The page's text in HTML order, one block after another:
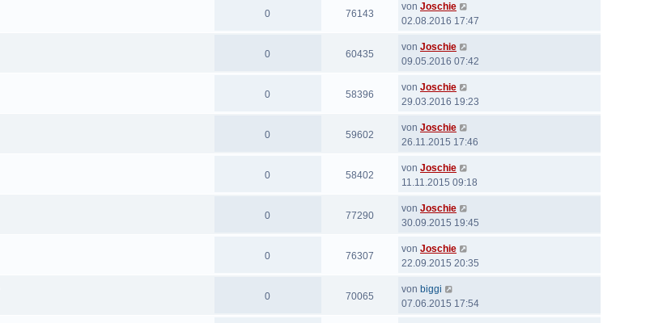
0 76143
von Joschie
02.08.2016 17:47
0 60435
von Joschie
09.05.2016 07:42
0 58396
von Joschie
29.03.2016 19:23
0 59602
von Joschie
26.11.2015 17:46
0 58402
von Joschie
11.11.2015 09:18
0 77290
von Joschie
30.09.2015 19:45
0 76307
von Joschie
22.09.2015 20:35
0 70065
von biggi
07.06.2015 17:54